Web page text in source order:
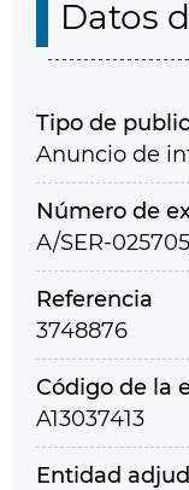
Datos
Tipo de
Anuncio de
Número de
A/SER-
Referencia
3748876
Código de la
A13037413
Entidad